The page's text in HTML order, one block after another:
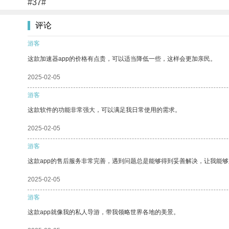
#37#
评论
游客
这款加速器app的价格有点贵，可以适当降低一些，这样会更加亲民。
2025-02-05
游客
这款软件的功能非常强大，可以满足我日常使用的需求。
2025-02-05
游客
这款app的售后服务非常完善，遇到问题总是能够得到妥善解决，让我能够
2025-02-05
游客
这款app就像我的私人导游，带我领略世界各地的美景。